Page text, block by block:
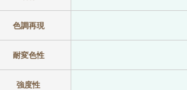
色調再現
耐変色性
強度性